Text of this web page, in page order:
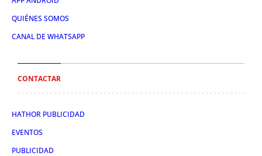
QUIÉNES SOMOS
CANAL DE WHATSAPP
CONTACTAR
HATHOR PUBLICIDAD
EVENTOS
PUBLICIDAD